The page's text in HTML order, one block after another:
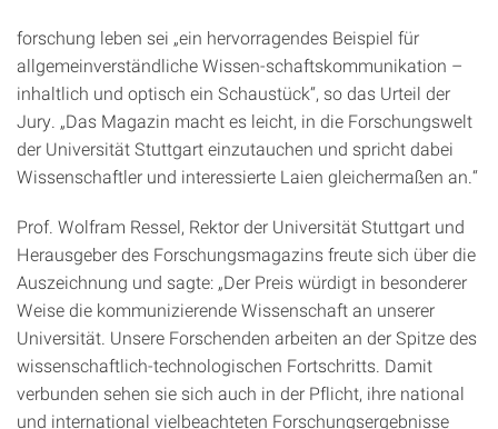
forschung leben sei „ein hervorragendes Beispiel für
allgemeinverständliche Wissen-schaftskommunikation –
inhaltlich und optisch ein Schaustück“, so das Urteil der
Jury. „Das Magazin macht es leicht, in die Forschungswelt
der Universität Stuttgart einzutauchen und spricht dabei
Wissenschaftler und interessierte Laien gleichermaßen an.“
Prof. Wolfram Ressel, Rektor der Universität Stuttgart und
Herausgeber des Forschungsmagazins freute sich über die
Auszeichnung und sagte: „Der Preis würdigt in besonderer
Weise die kommunizierende Wissenschaft an unserer
Universität. Unsere Forschenden arbeiten an der Spitze des
wissenschaftlich-technologischen Fortschritts. Damit
verbunden sehen sie sich auch in der Pflicht, ihre national
und international vielbeachteten Forschungsergebnisse